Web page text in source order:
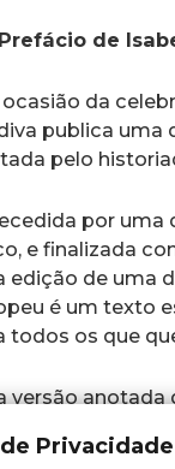
de
ocasião da
publica uma
pelo
por uma
e finalizada
edição de uma
é um texto
todos os que
versão anotada
a Gradiva tem
brilhantes
Privacidade